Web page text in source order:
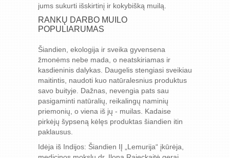
jums sukurti išskirtinį ir kokybišką muilą.
RANKŲ DARBO MUILO
POPULIARUMAS
Šiandien, ekologija ir sveika gyvensena
žmonėms nebe mada, o neatskiriamas ir
kasdieninis dalykas. Daugelis stengiasi sveikiau
maitintis, naudoti kuo natūralesnius produktus
savo buityje. Dažnas, nevengia pats sau
pasigaminti natūralių, reikalingų naminių
priemonių, o viena iš jų - muilas. Kadaise
pirkėjų šypseną kėlęs produktas šiandien itin
paklausus.
Idėja iš Indijos: Šiandien IĮ „Lemurija“ įkūrėja,